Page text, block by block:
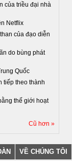
của triều đại nhà
Netflix
của đạo diễn
do bùng phát
Quốc
tiếp theo thành
thế giới hoạt
Cũ hơn »
VỀ CHÚNG TÔI